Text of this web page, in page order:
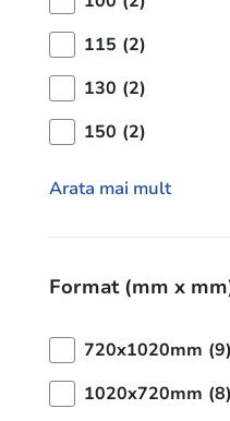
115 (2)
130 (2)
150 (2)
Arata mai mult
Format (mm x
720x1020mm (9)
1020x720mm (8)